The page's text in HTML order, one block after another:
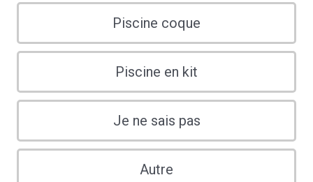
Piscine coque
Piscine en kit
Je ne sais pas
Autre